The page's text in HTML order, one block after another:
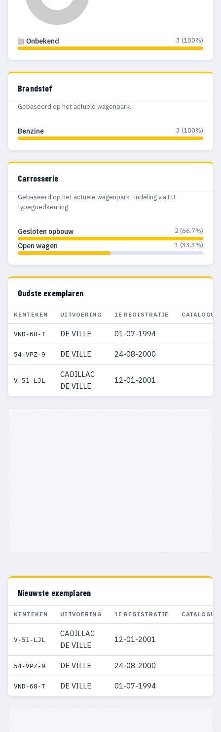
Onbekend 3 (100%)
Brandstof
Gebaseerd op het actuele wagenpark.
Benzine 3 (100%)
Carrosserie
Gebaseerd op het actuele wagenpark · indeling via EU
typegoedkeuring.
Gesloten opbouw 2 (66.7%)
Open wagen 1 (33.3%)
Oudste exemplaren
KENTEKEN UITVOERING 1E REGISTRATIE
VND-68-T DE VILLE 01-07-1994
54-VPZ-9 DE VILLE 24-08-2000
V-51-LJL
CADILLAC
DE VILLE
12-01-2001
Nieuwste exemplaren
KENTEKEN UITVOERING 1E REGISTRATIE
V-51-LJL
CADILLAC
DE VILLE
12-01-2001
54-VPZ-9 DE VILLE 24-08-2000
VND-68-T DE VILLE 01-07-1994